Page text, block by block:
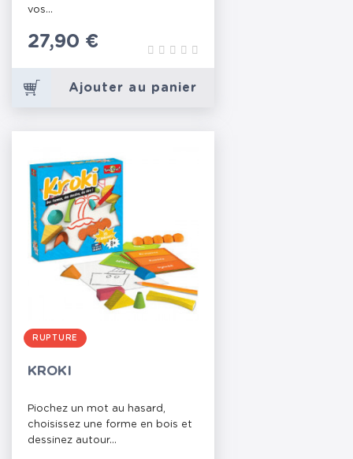
vos...
Prix
27,90 €
Ajouter au panier
RUPTURE
KROKI
Piochez un mot au hasard,
choisissez une forme en bois et
dessinez autour...